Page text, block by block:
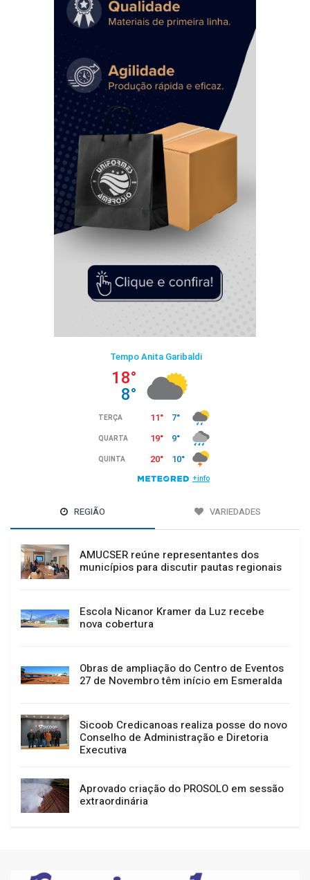
REGIÃO VARIEDADES
AMUCSER reúne representantes dos
municípios para discutir pautas regionais
Escola Nicanor Kramer da Luz recebe
nova cobertura
Obras de ampliação do Centro de Eventos
27 de Novembro têm início em Esmeralda
Sicoob Credicanoas realiza posse do novo
Conselho de Administração e Diretoria
Executiva
Aprovado criação do PROSOLO em sessão
extraordinária